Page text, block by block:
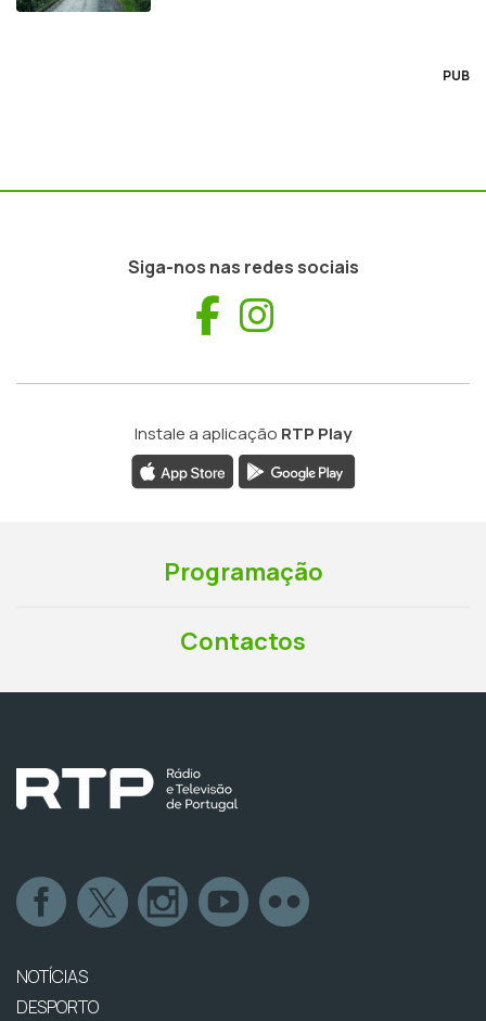
PUB
Siga-nos nas redes sociais
Facebook
Instale a aplicação RTP Play
Programação
Contactos
NOTÍCIAS
DESPORTO